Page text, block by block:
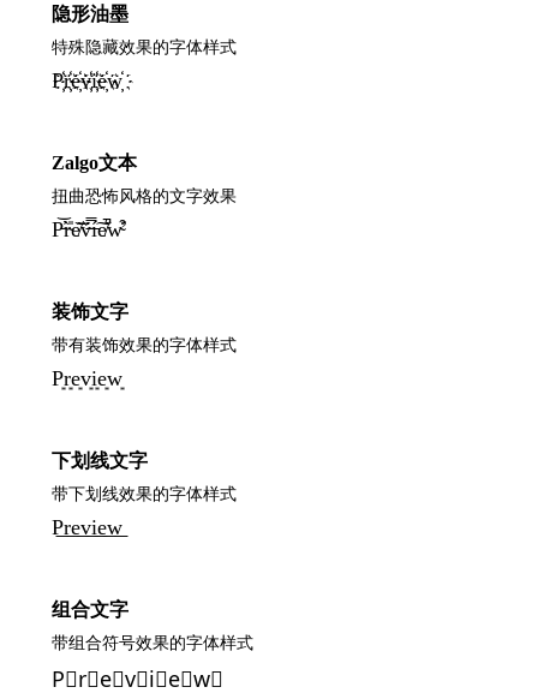
隐形油墨
特殊隐藏效果的字体样式
P҉r҉e҉v҉i҉e҉w҉
Zalgo文本
扭曲恐怖风格的文字效果
P̵̕͝r̴̀̎e̸͂͝v̶̈́̿í̵͠e̸͛̚w̴̛͒
装饰文字
带有装饰效果的字体样式
P͙r͙e͙v͙i͙e͙w͙
下划线文字
带下划线效果的字体样式
P͟r͟e͟v͟i͟e͟w͟
组合文字
带组合符号效果的字体样式
P⃠r⃠e⃠v⃠i⃠e⃠w⃠